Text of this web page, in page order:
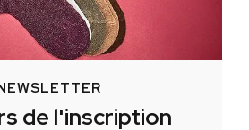
de l'inscription